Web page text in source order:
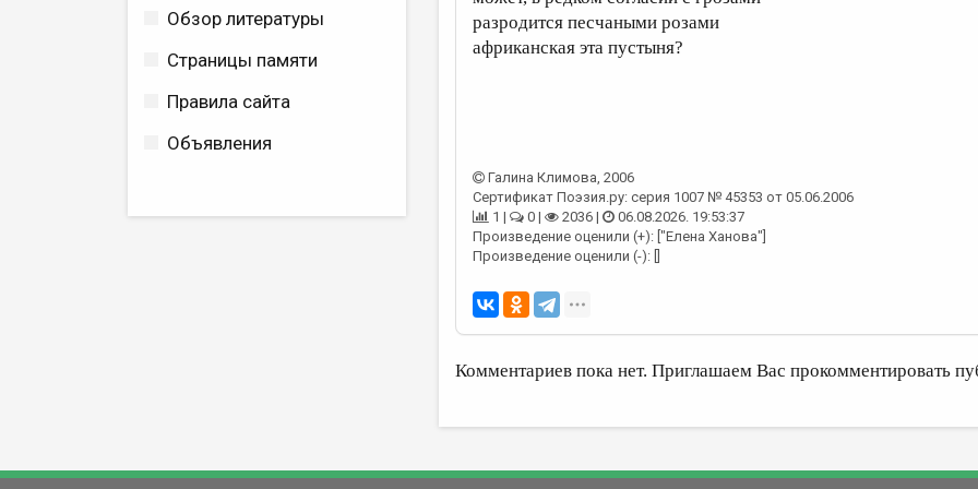
Обзор литературы
Страницы памяти
Правила сайта
Объявления
разродится песчаными розами
африканская эта пустыня?
Галина Климова, 2006
Сертификат Поэзия.ру: серия 1007 № 45353 от 05.06.2006
1 |
0 | 2036 |
06.08.2026. 19:53:37
Произведение оценили (+): ["Елена Ханова"]
Произведение оценили (-): []
Комментариев пока нет. Приглашаем Вас прокомментировать